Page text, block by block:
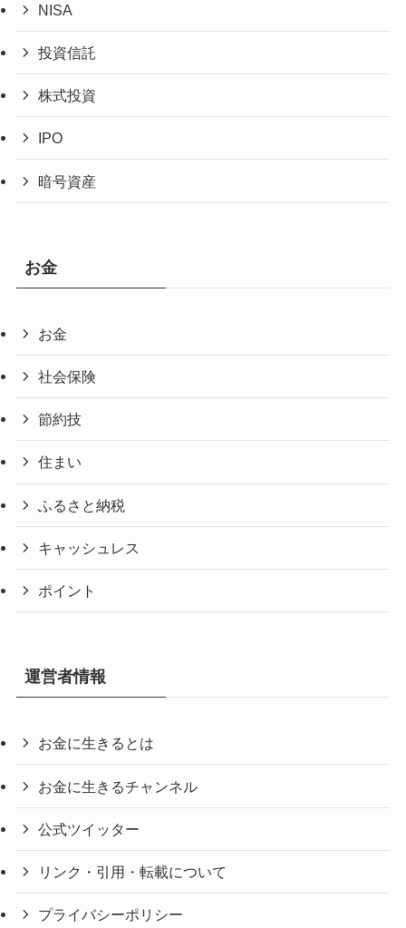
NISA
投資信託
株式投資
IPO
暗号資産
お金
お金
社会保険
節約技
住まい
ふるさと納税
キャッシュレス
ポイント
運営者情報
お金に生きるとは
お金に生きるチャンネル
公式ツイッター
リンク・引用・転載について
プライバシーポリシー